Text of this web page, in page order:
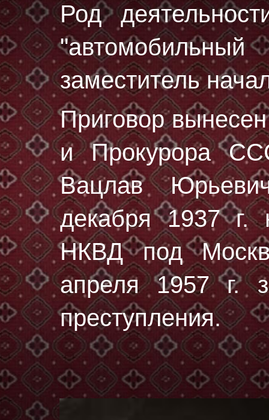
Род
заместитель
Приговор
и Прокурора
Вацлав
декaбря 1937 г.
НКВД под
апреля 1957 г.
преступления.